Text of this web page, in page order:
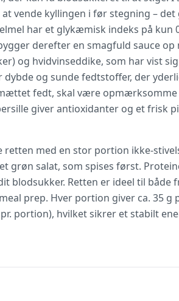
vende kyllingen i før stegning –
har et glykæmisk indeks på kun
derefter en smagfuld sauce
og hvidvinseddike, som har vist
og sunde fedtstoffer, der
fedt, skal være opmærksomme
giver antioxidanter og et frisk
med en stor portion ikke-
grøn salat, som spises først.
blodsukker. Retten er ideel til både
prep. Hver portion giver ca. 35 g
portion), hvilket sikrer et stabilt